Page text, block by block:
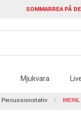
SOMMARREA PÅ
Mjukvara
Percussionstativ